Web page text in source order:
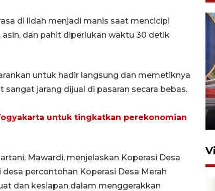
di lidah menjadi manis saat mencicipi
dan pahit diperlukan waktu 30 detik
untuk hadir langsung dan memetiknya
jarang dijual di pasaran secara bebas.
untuk tingkatkan perekonomian
Mawardi, menjelaskan Koperasi Desa
percontohan Koperasi Desa Merah
dan kesiapan dalam menggerakkan
Komisi V DPR tinjau
perlintasan sebidang di
12 Juni 2026 18:49